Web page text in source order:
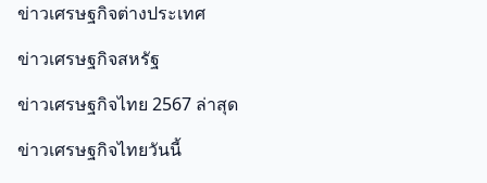
ข่าวเศรษฐกิจต่างประเทศ
ข่าวเศรษฐกิจสหรัฐ
ข่าวเศรษฐกิจไทย 2567 ล่าสุด
ข่าวเศรษฐกิจไทยวันนี้